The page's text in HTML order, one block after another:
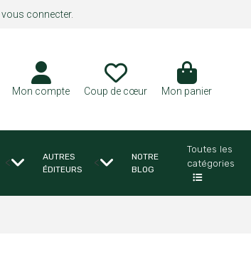
vous connecter.
Mon compte Coup de cœur Mon panier
<
AUTRES
ÉDITEURS
<
NOTRE
BLOG
Toutes les
catégories